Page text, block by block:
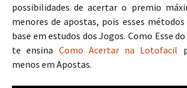
possibilidades de acertar o premio
menores de apostas, pois esses
base em estudos dos Jogos. Como Esse
te ensina Como Acertar na Lotofacil
menos em Apostas.